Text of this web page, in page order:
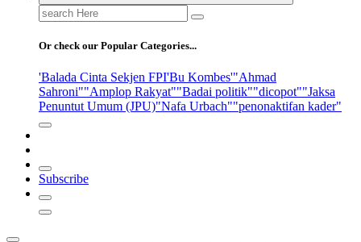
Search
for:
Or check our Popular Categories...
'Balada Cinta Sekjen FPI'Bu Kombes'"Ahmad
Sahroni""Amplop Rakyat""Badai politik""dicopot""Jaksa
Penuntut Umum (JPU)"Nafa Urbach""penonaktifan kader"
Subscribe